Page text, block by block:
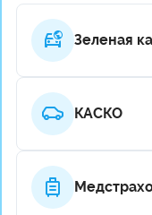
Зеленая
КАСКО